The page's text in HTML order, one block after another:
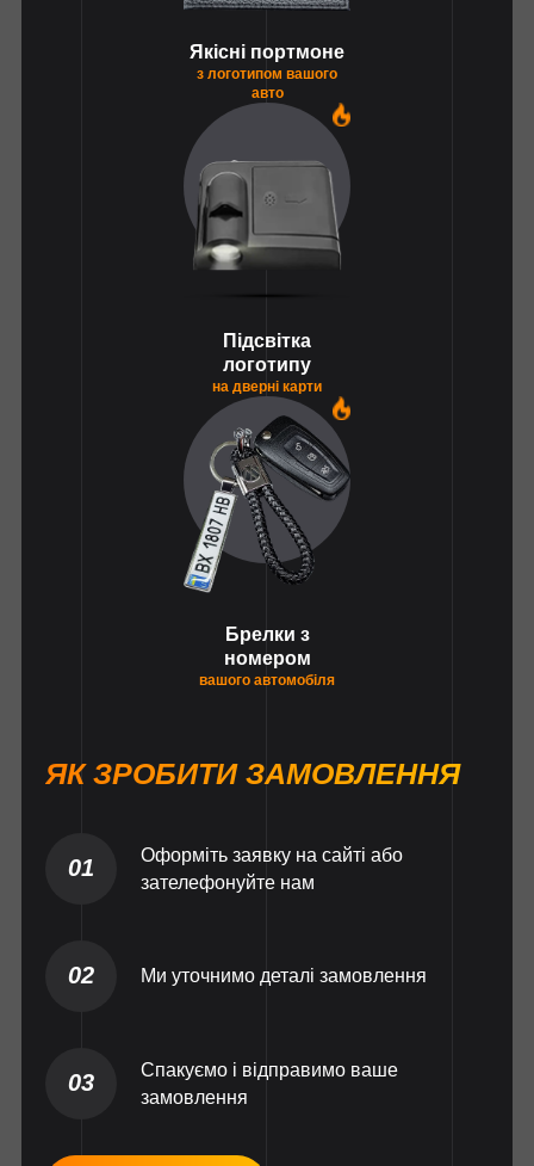
Якісні портмоне
з логотипом вашого
авто
Підсвітка
логотипу
на дверні карти
Брелки з
номером
вашого автомобіля
ЯК ЗРОБИТИ ЗАМОВЛЕННЯ
01
Оформіть заявку на сайті або
зателефонуйте нам
02 Ми уточнимо деталі замовлення
03
Спакуємо і відправимо ваше
замовлення